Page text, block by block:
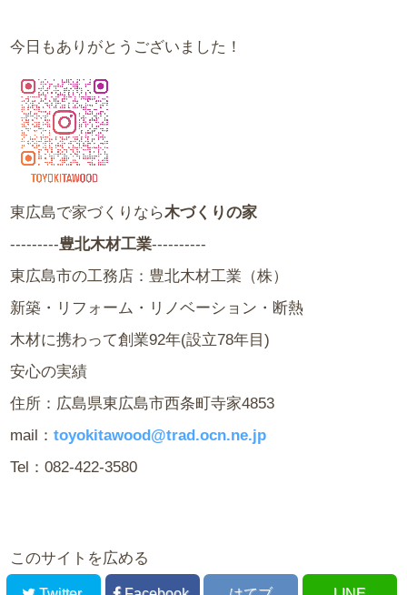
今日もありがとうございました！
東広島で家づくりなら木づくりの家
---------豊北木材工業----------
東広島市の工務店：豊北木材工業（株）
新築・リフォーム・リノベーション・断熱
木材に携わって創業92年(設立78年目)
安心の実績
住所：広島県東広島市西条町寺家4853
mail：toyokitawood@trad.ocn.ne.jp
Tel：082-422-3580
このサイトを広める